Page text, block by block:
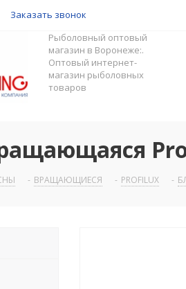
Заказать звонок
Рыболовный оптовый
магазин в Воронеже:.
Оптовый интернет-
магазин рыболовных
товаров
- ВРАЩАЮЩИЕСЯ - PROFILUX -